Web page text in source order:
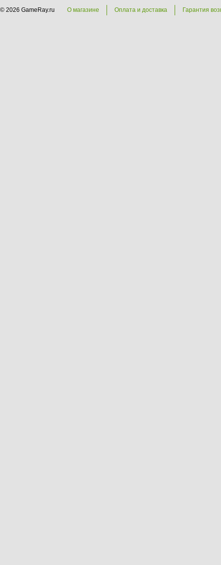
© 2026 GameRay.ru О магазине Оплата и доставка Гарантия